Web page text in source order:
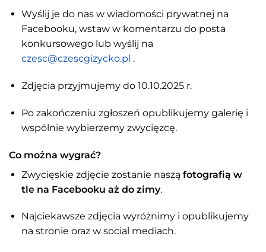
Wyślij je do nas w wiadomości prywatnej na
Facebooku, wstaw w komentarzu do posta
konkursowego lub wyślij na
czesc@czescgizycko.pl .
Zdjęcia przyjmujemy do 10.10.2025 r.
Po zakończeniu zgłoszeń opublikujemy galerię i
wspólnie wybierzemy zwycięzcę.
Co można wygrać?
Zwycięskie zdjęcie zostanie naszą fotografią w
tle na Facebooku aż do zimy.
Najciekawsze zdjęcia wyróżnimy i opublikujemy
na stronie oraz w social mediach.